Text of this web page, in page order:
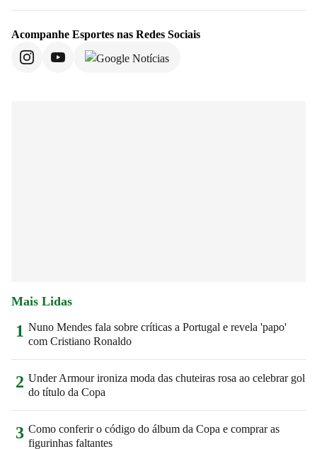
Acompanhe Esportes nas Redes Sociais
Mais Lidas
1 Nuno Mendes fala sobre críticas a Portugal e revela 'papo'
com Cristiano Ronaldo
2 Under Armour ironiza moda das chuteiras rosa ao celebrar gol
do título da Copa
3 Como conferir o código do álbum da Copa e comprar as
figurinhas faltantes